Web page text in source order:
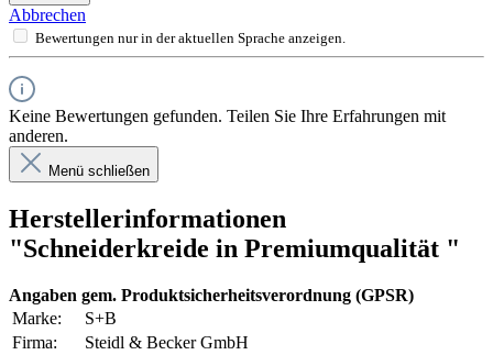
Abbrechen
Bewertungen nur in der aktuellen Sprache anzeigen.
Keine Bewertungen gefunden. Teilen Sie Ihre Erfahrungen mit
anderen.
Menü schließen
Herstellerinformationen
"Schneiderkreide in Premiumqualität "
Angaben gem. Produktsicherheitsverordnung (GPSR)
Marke:
S+B
Firma:
Steidl & Becker GmbH